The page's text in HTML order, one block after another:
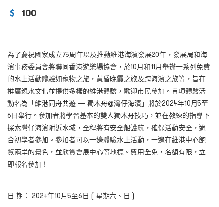
100
為了慶祝國家成立75周年以及推動維港海濱發展20年，發展局和海
濱事務委員會將聯同香港遊樂場協會，於10月和11月舉辦一系列免費
的水上活動體驗如寵物之旅，黃昏晚霞之旅及跨海濱之旅等，旨在
推廣親水文化並提供多樣的維港體驗，歡迎市民參加。首項體驗活
動名為「維港同舟共遊 — 獨木舟@灣仔海濱 」將於2024年10月5至
6日舉行。參加者將學習基本的雙人獨木舟技巧，並在教練的指導下
探索灣仔海濱附近水域，全程將有安全船護航，確保活動安全，適
合初學者參加。參加者可以一邊體驗水上活動，一邊在維港中心飽
覽兩岸的景色，並欣賞會展中心等地標。費用全免，名額有限，立
即報名參加！
日 期： 2024年10月5至6日 ( 星期六、日 )